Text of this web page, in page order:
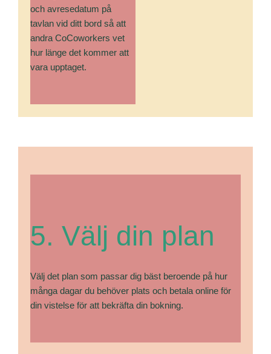
och avresedatum på
tavlan vid ditt bord så att
andra CoCoworkers vet
hur länge det kommer att
vara upptaget.
5. Välj din plan
Välj det plan som passar dig bäst beroende på hur
många dagar du behöver plats och betala online för
din vistelse för att bekräfta din bokning.